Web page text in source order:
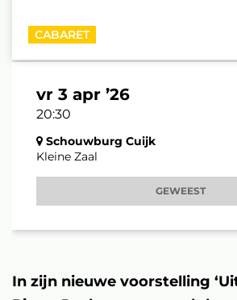
CABARET
vr 3 apr ’26
20:30
Schouwburg Cuijk
Kleine Zaal
GEWEEST
In zijn nieuwe voorstelling